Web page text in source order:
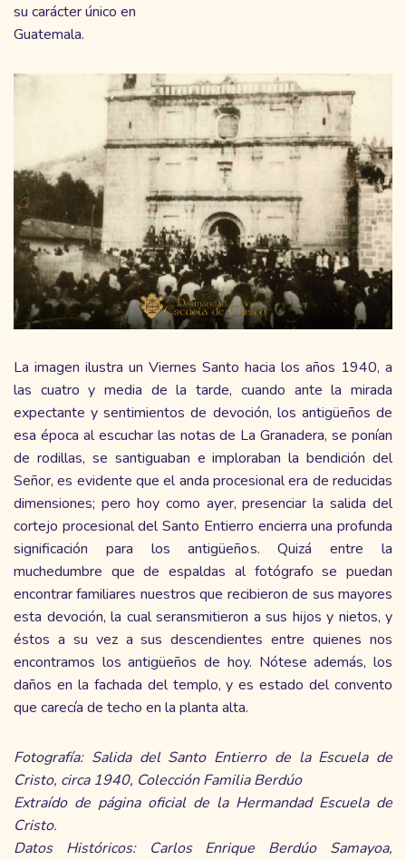
su carácter único en
Guatemala.
La imagen ilustra un Viernes Santo hacia los años 1940, a
las cuatro y media de la tarde, cuando ante la mirada
expectante y sentimientos de devoción, los antigüeños de
esa época al escuchar las notas de La Granadera, se ponían
de rodillas, se santiguaban e imploraban la bendición del
Señor, es evidente que el anda procesional era de reducidas
dimensiones; pero hoy como ayer, presenciar la salida del
cortejo procesional del Santo Entierro encierra una profunda
significación para los antigüeños. Quizá entre la
muchedumbre que de espaldas al fotógrafo se puedan
encontrar familiares nuestros que recibieron de sus mayores
esta devoción, la cual seransmitieron a sus hijos y nietos, y
éstos a su vez a sus descendientes entre quienes nos
encontramos los antigüeños de hoy. Nótese además, los
daños en la fachada del templo, y es estado del convento
que carecía de techo en la planta alta.
Fotografía: Salida del Santo Entierro de la Escuela de
Cristo, circa 1940, Colección Familia Berdúo
Extraído de página oficial de la Hermandad Escuela de
Cristo.
Datos Históricos: Carlos Enrique Berdúo Samayoa,